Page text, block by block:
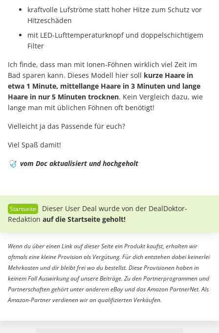
kraftvolle Lufströme statt hoher Hitze zum Schutz vor
Hitzeschäden
mit LED-Lufttemperaturknopf und doppelschichtigem
Filter
Ich finde, dass man mit Ionen-Föhnen wirklich viel Zeit im
Bad sparen kann. Dieses Modell hier soll kurze Haare in
etwa 1 Minute, mittellange Haare in 3 Minuten und lange
Haare in nur 5 Minuten trocknen. Kein Vergleich dazu, wie
lange man mit üblichen Föhnen oft benötigt!
Vielleicht ja das Passende für euch?
Viel Spaß damit!
🩺 vom Doc aktualisiert und hochgeholt
Dieser User Deal wurde von der DealDoktor-
Redaktion auf die Startseite geholt!
Wenn du über einen Link auf dieser Seite ein Produkt kaufst, erhalten wir
oftmals eine kleine Provision als Vergütung. Für dich entstehen dabei keinerlei
Mehrkosten und dir bleibt frei wo du bestellst. Diese Provisionen haben in
keinem Fall Auswirkung auf unsere Beiträge. Zu den Partnerprogrammen und
Partnerschaften gehört unter anderem eBay und das Amazon PartnerNet. Als
Amazon-Partner verdienen wir an qualifizierten Verkäufen.